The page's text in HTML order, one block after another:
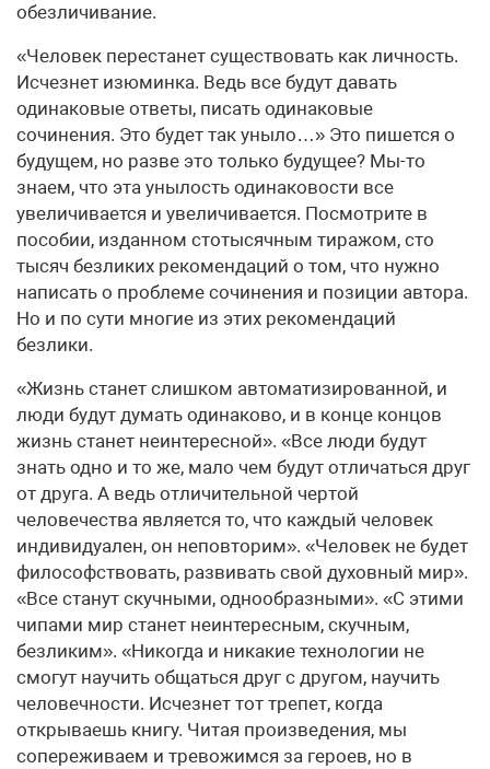
обезличивание.
«Человек перестанет существовать как личность.
Исчезнет изюминка. Ведь все будут давать
одинаковые ответы, писать одинаковые
сочинения. Это будет так уныло…» Это пишется о
будущем, но разве это только будущее? Мы-то
знаем, что эта унылость одинаковости все
увеличивается и увеличивается. Посмотрите в
пособии, изданном стотысячным тиражом, сто
тысяч безликих рекомендаций о том, что нужно
написать о проблеме сочинения и позиции автора.
Но и по сути многие из этих рекомендаций
безлики.
«Жизнь станет слишком автоматизированной, и
люди будут думать одинаково, и в конце концов
жизнь станет неинтересной». «Все люди будут
знать одно и то же, мало чем будут отличаться друг
от друга. А ведь отличительной чертой
человечества является то, что каждый человек
индивидуален, он неповторим». «Человек не будет
философствовать, развивать свой духовный мир».
«Все станут скучными, однообразными». «С этими
чипами мир станет неинтересным, скучным,
безликим». «Никогда и никакие технологии не
смогут научить общаться друг с другом, на­учить
человечности. Исчезнет тот трепет, когда
открываешь книгу. Читая произведения, мы
сопереживаем и тревожимся за героев, но в